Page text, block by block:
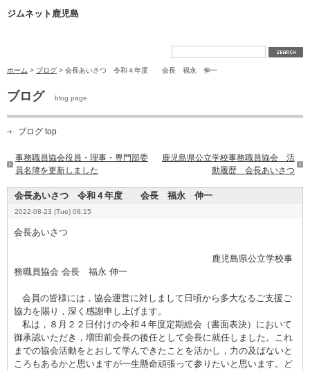
ジムネット鹿児島
ホーム > ブログ > 会長あいさつ 令和４年度 会長 福永 伸一
ブログ blog page
ブログ top
事務職員協会役員・理事・専門部委
員名簿を更新しました
鹿児島県公立学校事務職員協会 活
動履歴 会長あいさつ
会長あいさつ 令和４年度 会長 福永 伸一
2022-08-23 (Tue) 08:15
会長あいさつ
鹿児島県公立学校事
務職員協会 会長 福永 伸一
会員の皆様には，協会運営に対しまして日頃から多大なるご支援ご
協力を賜り，深く感謝申し上げます。
私は，８月２２日付けの令和４年度定期総会（書面表決）において
御承認いただき，増田前会長の後任として会長に就任しました。これ
までの協会活動をとおして学んできたことを活かし，力の及ばないと
ころもあるかと思いますが一生懸命頑張って参りたいと思います。ど